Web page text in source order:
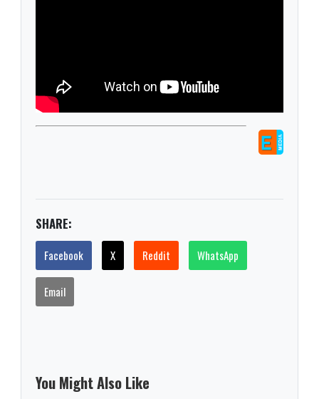
SHARE:
Facebook X Reddit WhatsApp
Email
You Might Also Like